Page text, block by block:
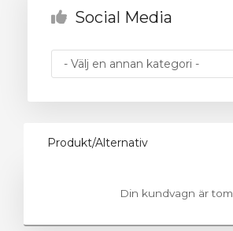
Social Media
Produkt/Alternativ
Din kundvagn är tom